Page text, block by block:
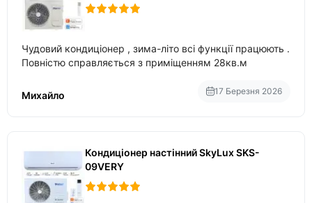
Чудовий кондиціонер , зима-літо всі функції працюють .
Повністю справляється з приміщенням 28кв.м
Михайло 17 Березня 2026
Кондиціонер настінний SkyLux SKS-
09VERY